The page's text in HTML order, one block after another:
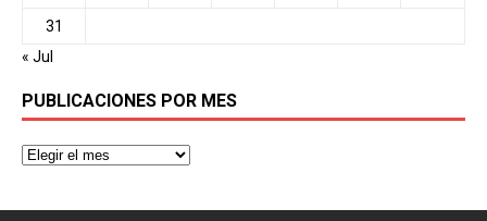
31
« Jul
PUBLICACIONES POR MES